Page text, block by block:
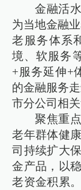
金融活
为当地金融
老服务体系
境、软服务
+服务延伸+
的金融服务
市分公司相关
聚焦重
老年群体健
司持续扩大
金产品，以
老资金积累